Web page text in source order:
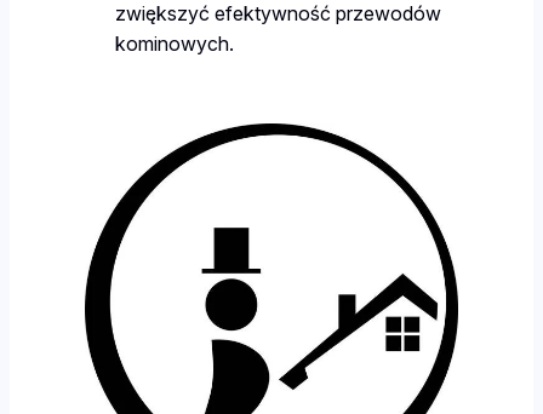
zwiększyć efektywność przewodów
kominowych.